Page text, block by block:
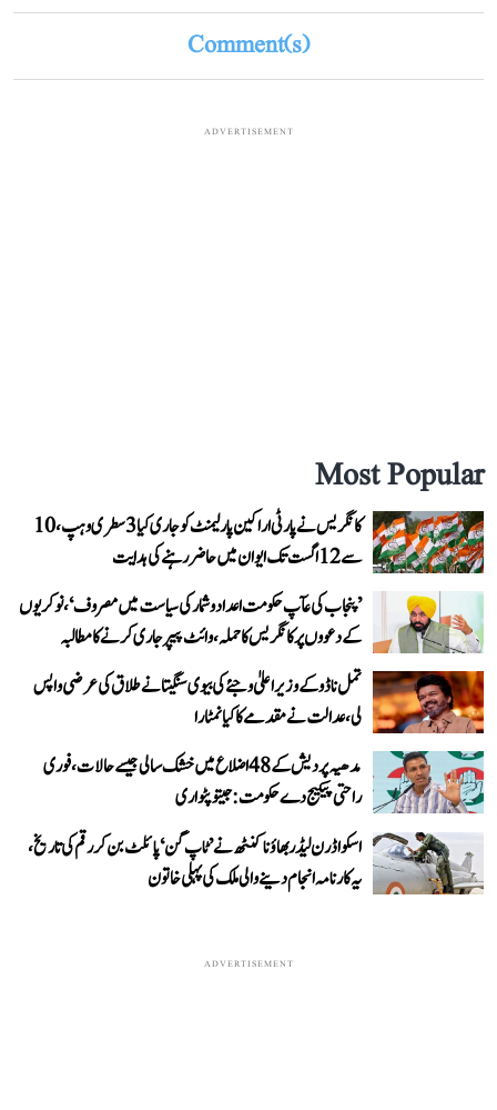
Comment(s)
ADVERTISEMENT
Most Popular
کانگریس نے پارٹی اراکین پارلیمنٹ کو جاری کیا 3 سطری وہپ، 10
سے 12 اگست تک ایوان میں حاضر رہنے کی ہدایت
’پنجاب کی عآپ حکومت اعداد و شمار کی سیاست میں مصروف‘، نوکریوں
کے دعووں پر کانگریس کا حملہ، وائٹ پیپر جاری کرنے کا مطالبہ
تمل ناڈو کے وزیر اعلیٰ وجئے کی بیوی سنگیتا نے طلاق کی عرضی واپس
لی، عدالت نے مقدمے کا کیا نمٹارا
مدھیہ پردیش کے 48 اضلاع میں خشک سالی جیسے حالات، فوری
راحتی پیکیج دے حکومت: جیتو پٹواری
اسکواڈرن لیڈر بھاؤنا کنٹھ نے ’ٹاپ گن‘ پائلٹ بن کر رقم کی تاریخ،
یہ کارنامہ انجام دینے والی ملک کی پہلی خاتون
ADVERTISEMENT